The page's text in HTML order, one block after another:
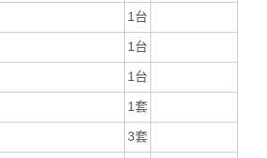
1 台
1 台
1 台
1套
3套